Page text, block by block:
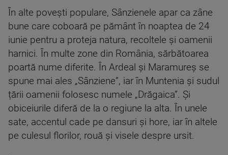
În alte povești populare, Sânzienele apar ca zâne
bune care coboară pe pământ în noaptea de 24
iunie pentru a proteja natura, recoltele și oamenii
harnici. În multe zone din România, sărbătoarea
poartă nume diferite. În Ardeal și Maramureș se
spune mai ales „Sânziene”, iar în Muntenia și sudul
țării oamenii folosesc numele „Drăgaica”. Și
obiceiurile diferă de la o regiune la alta. În unele
sate, accentul cade pe dansuri și hore, iar în altele
pe culesul florilor, rouă și visele despre ursit.